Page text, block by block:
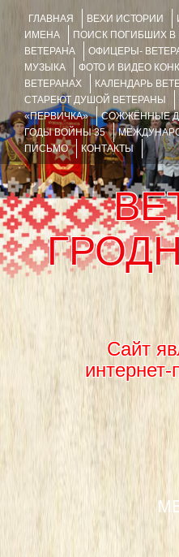
ГЛАВНАЯ ВЕХИ ИСТОРИИ
ИМЕНА
ПОИСК ПОГИБШИХ В
ВЕТЕРАНА
ОФИЦЕРЫ-
МУЗЫКА
ФОТО И ВИДЕО
ВЕТЕРАНАХ
КАЛЕНДАРЬ
СТАРЕЮТ ДУШОЙ ВЕТЕРАНЫ
«ПЕРВИЧКА»
СОЖЖЁННЫЕ
ГОДЫ ВОЙНЫ 35
ПИСЬМО
КОНТАКТЫ
Сайт
SKIP TO CONTENT